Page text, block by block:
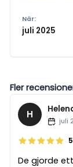
När:
juli 2025
Fler
H
juli
De gjorde